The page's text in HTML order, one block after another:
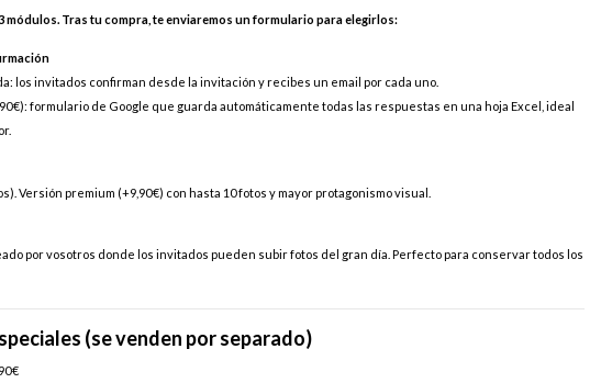
módulos. Tras tu compra, te enviaremos un formulario para elegirlos:
los invitados confirman desde la invitación y recibes un email por cada uno.
€): formulario de Google que guarda automáticamente todas las respuestas en una hoja Excel, ideal
Versión premium (+9,90 €) con hasta 10 fotos y mayor protagonismo visual.
por vosotros donde los invitados pueden subir fotos del gran día. Perfecto para conservar todos los
(se venden por separado)
€